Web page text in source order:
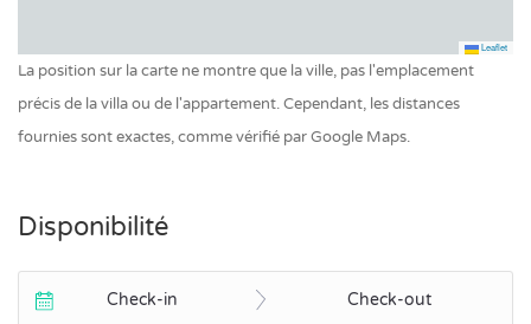
Leaflet
La position sur la carte ne montre que la ville, pas l'emplacement
précis de la villa ou de l'appartement. Cependant, les distances
fournies sont exactes, comme vérifié par Google Maps.
Disponibilité
Check-in Check-out